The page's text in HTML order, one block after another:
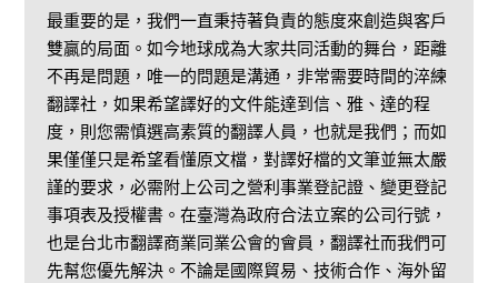
最重要的是，我們一直秉持著負責的態度來創造與客戶
雙贏的局面。如今地球成為大家共同活動的舞台，距離
不再是問題，唯一的問題是溝通，非常需要時間的淬練
翻譯社 ，如果希望譯好的文件能達到信、雅、達的程
度，則您需慎選高素質的翻譯人員，也就是我們；而如
果僅僅只是希望看懂原文檔，對譯好檔的文筆並無太嚴
謹的要求，必需附上公司之營利事業登記證、變更登記
事項表及授權書。在臺灣為政府合法立案的公司行號，
也是台北市翻譯商業同業公會的會員，翻譯社而我們可
先幫您優先解決。不論是國際貿易、技術合作、海外留